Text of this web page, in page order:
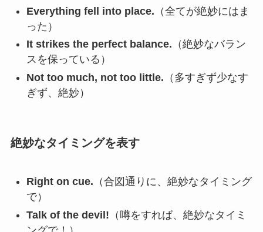
Everything fell into place. （全てが絶妙にはま
った）
It strikes the perfect balance. （絶妙なバラン
スを保っている）
Not too much, not too little. （多すぎず少なす
ぎず、絶妙）
絶妙なタイミングを表す
Right on cue. （合図通りに、絶妙なタイミング
で）
Talk of the devil! （噂をすれば、絶妙なタイミ